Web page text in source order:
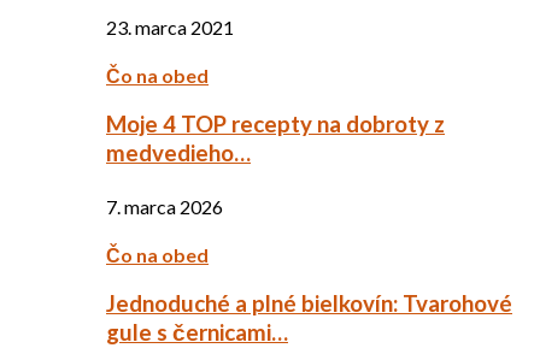
23. marca 2021
Čo na obed
Moje 4 TOP recepty na dobroty z
medvedieho…
7. marca 2026
Čo na obed
Jednoduché a plné bielkovín: Tvarohové
gule s černicami…